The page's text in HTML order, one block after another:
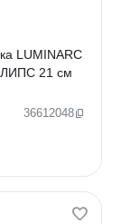
LUMINARC
21 см
36612048